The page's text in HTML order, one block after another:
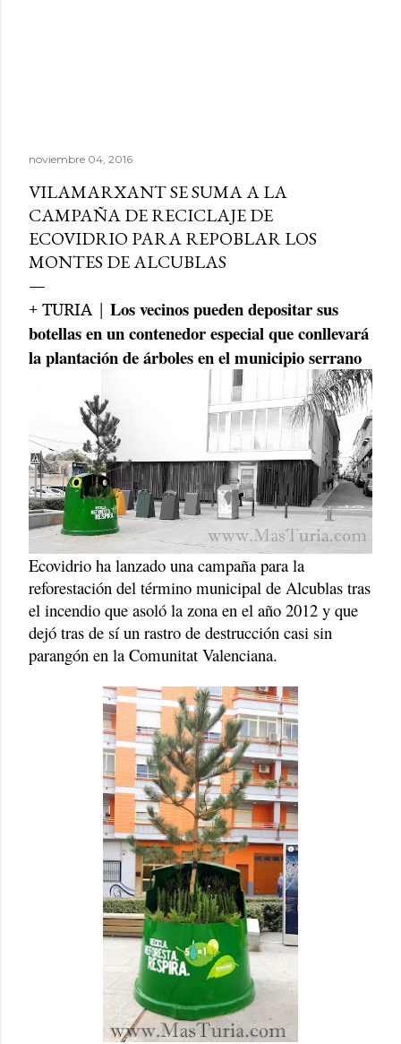
noviembre 04, 2016
VILAMARXANT SE SUMA A LA
CAMPAÑA DE RECICLAJE DE
ECOVIDRIO PARA REPOBLAR LOS
MONTES DE ALCUBLAS
+ TURIA | Los vecinos pueden depositar sus
botellas en un contenedor especial que conllevará
la plantación de árboles en el municipio serrano
Ecovidrio ha lanzado una campaña para la
reforestación del término municipal de Alcublas tras
el incendio que asoló la zona en el año 2012 y que
dejó tras de sí un rastro de destrucción casi sin
parangón en la Comunitat Valenciana.